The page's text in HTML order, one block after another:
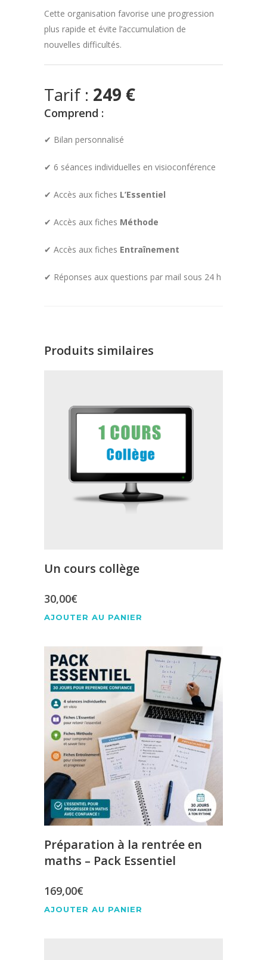
Cette organisation favorise une progression
plus rapide et évite l’accumulation de
nouvelles difficultés.
Tarif : 249 €
Comprend :
✔ Bilan personnalisé
✔ 6 séances individuelles en visioconférence
✔ Accès aux fiches L’Essentiel
✔ Accès aux fiches Méthode
✔ Accès aux fiches Entraînement
✔ Réponses aux questions par mail sous 24 h
Produits similaires
Un cours collège
30,00€
AJOUTER AU PANIER
Préparation à la rentrée en
maths – Pack Essentiel
169,00€
AJOUTER AU PANIER